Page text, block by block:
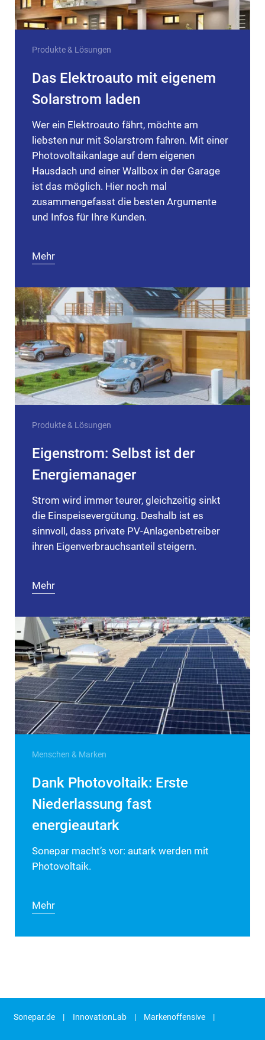
Produkte & Lösungen
Das Elektroauto mit eigenem
Solarstrom laden
Wer ein Elektroauto fährt, möchte am
liebsten nur mit Solarstrom fahren. Mit einer
Photovoltaikanlage auf dem eigenen
Hausdach und einer Wallbox in der Garage
ist das möglich. Hier noch mal
zusammengefasst die besten Argumente
und Infos für Ihre Kunden.
Mehr
Produkte & Lösungen
Eigenstrom: Selbst ist der
Energiemanager
Strom wird immer teurer, gleichzeitig sinkt
die Einspeisevergütung. Deshalb ist es
sinnvoll, dass private PV-Anlagenbetreiber
ihren Eigenverbrauchsanteil steigern.
Mehr
Menschen & Marken
Dank Photovoltaik: Erste
Niederlassung fast
energieautark
Sonepar macht’s vor: autark werden mit
Photovoltaik.
Mehr
Sonepar.de InnovationLab Markenoffensive